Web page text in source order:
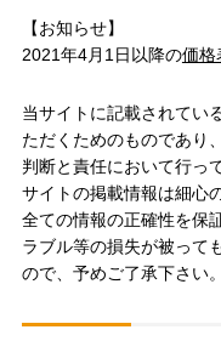
【お知らせ】
2021年4月1日以降の価格
当サイトに記載されてい
ただくためのものであり
判断と責任において行っ
サイトの掲載情報は細心
全ての情報の正確性を保
ラブル等の損失が被って
ので、予めご了承下さい。